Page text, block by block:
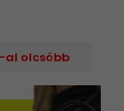
al olcsóbb